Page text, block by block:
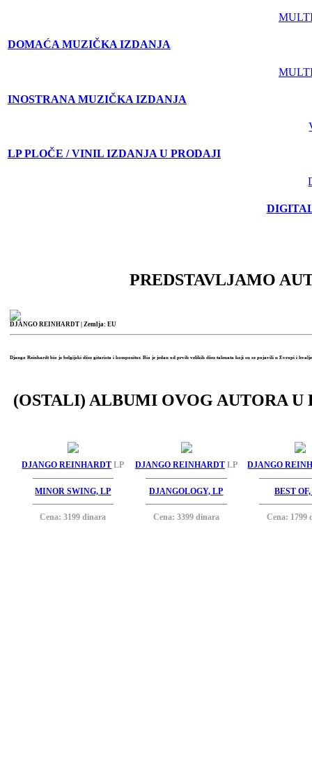
DOMAĆA MUZIČKA IZDANJA
INOSTRANA MUZIČKA IZDANJA
LP PLOČE / VINIL IZDANJA U PRODAJI
PREDSTAVLJAMO
DJANGO REINHARDT | Zemlja: EU
Django Reinhardt bio je belgijski džez gitarista i kompozitor. Bio je jedan od prvih velikih džez talenata koji su se pojavili u Evropi i
(OSTALI) ALBUMI OVOG AUTORA U
DJANGO REINHARDT LP
MINOR SWING, LP
Cena: 3199 dinara
DJANGO REINHARDT LP
DJANGOLOGY, LP
Cena: 3399 dinara
DJANGO
BEST
Cena: 1799